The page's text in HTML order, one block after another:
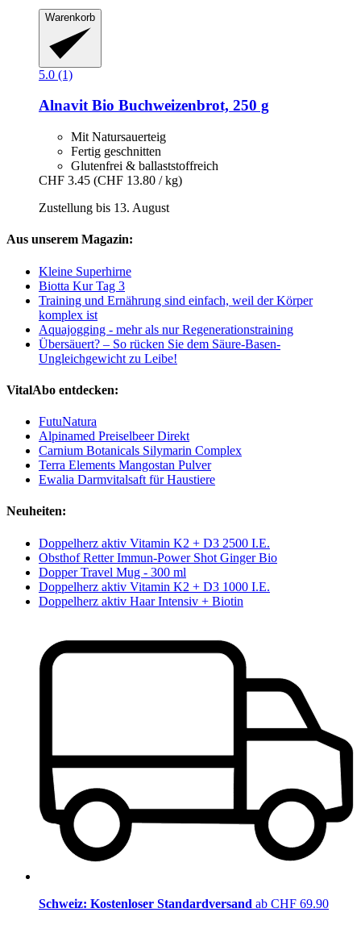
Warenkorb
5.0 (1)
AlnavitBio Buchweizenbrot, 250 g
Mit Natursauerteig
Fertig geschnitten
Glutenfrei & ballaststoffreich
CHF 3.45 (CHF 13.80 / kg)
Zustellung bis 13. August
Aus unserem Magazin:
Kleine Superhirne
Biotta Kur Tag 3
Training und Ernährung sind einfach, weil der Körper
komplex ist
Aquajogging - mehr als nur Regenerationstraining
Übersäuert? – So rücken Sie dem Säure-Basen-
Ungleichgewicht zu Leibe!
VitalAbo entdecken:
FutuNatura
Alpinamed Preiselbeer Direkt
Carnium Botanicals Silymarin Complex
Terra Elements Mangostan Pulver
Ewalia Darmvitalsaft für Haustiere
Neuheiten:
Doppelherz aktiv Vitamin K2 + D3 2500 I.E.
Obsthof Retter Immun-Power Shot Ginger Bio
Dopper Travel Mug - 300 ml
Doppelherz aktiv Vitamin K2 + D3 1000 I.E.
Doppelherz aktiv Haar Intensiv + Biotin
Schweiz: Kostenloser Standardversand ab CHF 69.90